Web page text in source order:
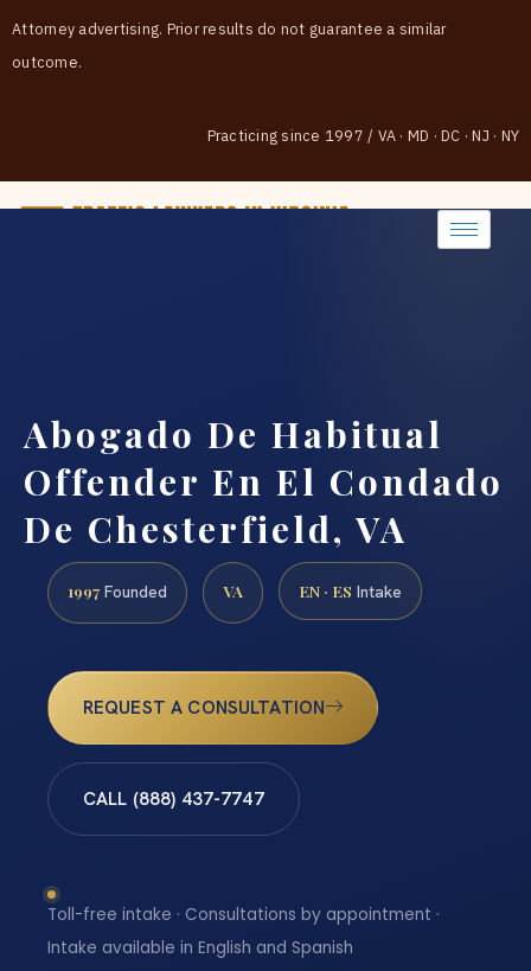
Attorney advertising. Prior results do not guarantee a similar
outcome.
Practicing since 1997 / VA · MD · DC · NJ · NY
Abogado De Habitual
Offender En El Condado
De Chesterfield, VA
1997 Founded VA EN · ES Intake
REQUEST A CONSULTATION
CALL (888) 437-7747
Toll-free intake · Consultations by appointment ·
Intake available in English and Spanish